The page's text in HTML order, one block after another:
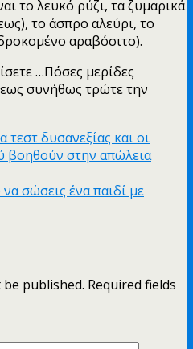
το λευκό ρύζι, τα ζυμαρικά
το άσπρο αλεύρι, το
αραβόσιτο).
…Πόσες μερίδες
συνήθως τρώτε την
τεστ δυσανεξίας και οι
βοηθούν στην απώλεια
σώσεις ένα παιδί με
published. Required fields